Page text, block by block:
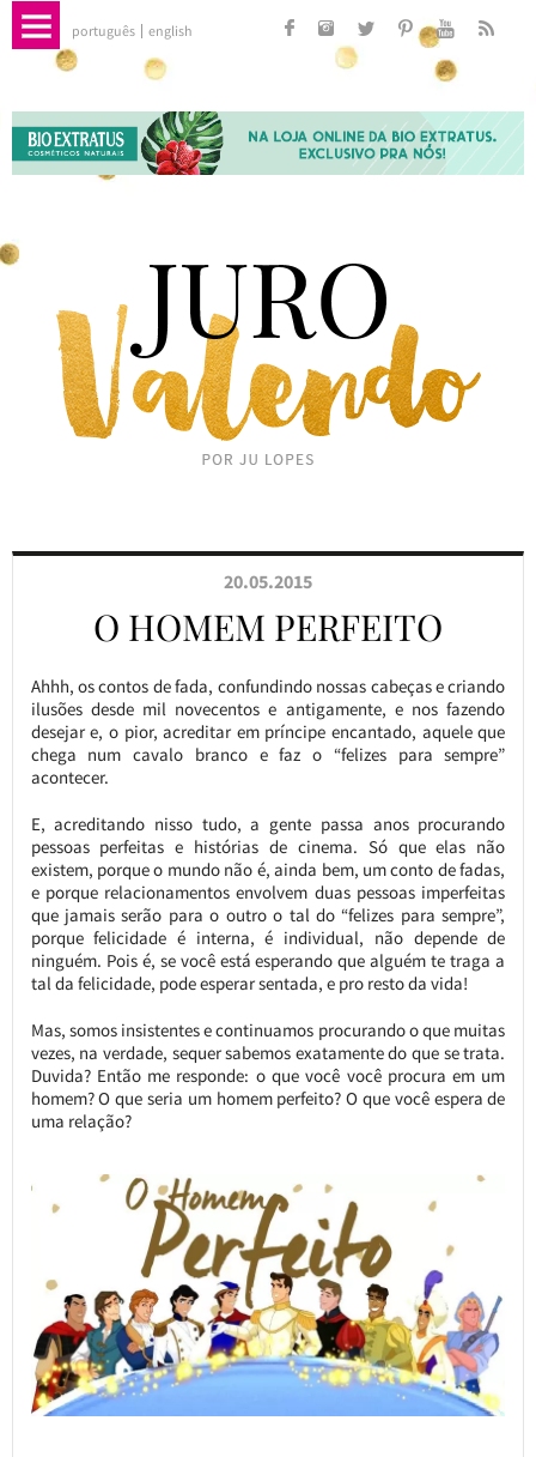
português english
20.05.2015
O HOMEM PERFEITO
Ahhh, os contos de fada, confundindo nossas cabeças e criando
ilusões desde mil novecentos e antigamente, e nos fazendo
desejar e, o pior, acreditar em príncipe encantado, aquele que
chega num cavalo branco e faz o “felizes para sempre”
acontecer.
E, acreditando nisso tudo, a gente passa anos procurando
pessoas perfeitas e histórias de cinema. Só que elas não
existem, porque o mundo não é, ainda bem, um conto de fadas,
e porque relacionamentos envolvem duas pessoas imperfeitas
que jamais serão para o outro o tal do “felizes para sempre”,
porque felicidade é interna, é individual, não depende de
ninguém. Pois é, se você está esperando que alguém te traga a
tal da felicidade, pode esperar sentada, e pro resto da vida!
Mas, somos insistentes e continuamos procurando o que muitas
vezes, na verdade, sequer sabemos exatamente do que se trata.
Duvida? Então me responde: o que você você procura em um
homem? O que seria um homem perfeito? O que você espera de
uma relação?